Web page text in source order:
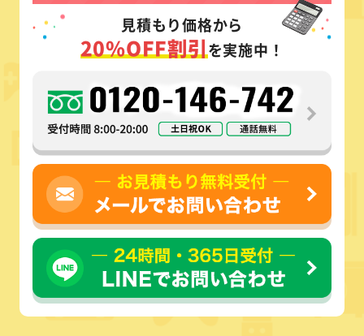
見積もり価格から
20%OFF割引を実施中！